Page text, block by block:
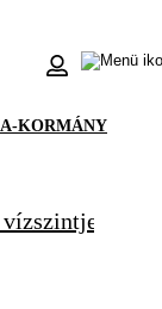
KORMÁNY